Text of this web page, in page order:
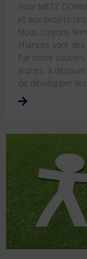
Pour METZ
et aux projets
Nous croyons
chances sont
Par notre
jeunes, à
de développer